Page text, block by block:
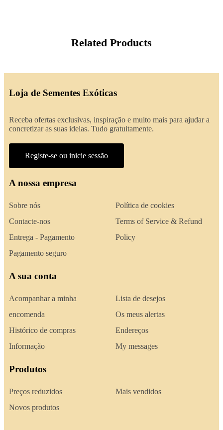
Related Products
Loja de Sementes Exóticas
Receba ofertas exclusivas, inspiração e muito mais para ajudar a
concretizar as suas ideias. Tudo gratuitamente.
Registe-se ou inicie sessão
A nossa empresa
Sobre nós
Contacte-nos
Entrega - Pagamento
Pagamento seguro
Política de cookies
Terms of Service & Refund
Policy
A sua conta
Acompanhar a minha
encomenda
Histórico de compras
Informação
Lista de desejos
Os meus alertas
Endereços
My messages
Produtos
Preços reduzidos
Novos produtos
Mais vendidos